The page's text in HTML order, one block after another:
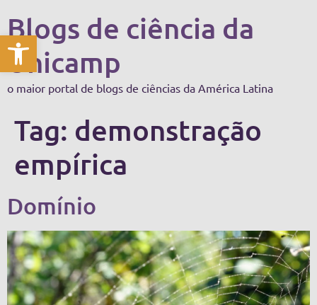
Abrir a barra de ferramentas
Blogs de ciência da
Unicamp
o maior portal de blogs de ciências da América Latina
Tag: demonstração
empírica
Domínio